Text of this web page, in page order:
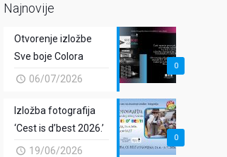
Najnovije
0
Otvorenje izložbe
Sve boje Colora
06/07/2026
0
Izložba fotografija
‘Cest is d’best 2026.’
19/06/2026